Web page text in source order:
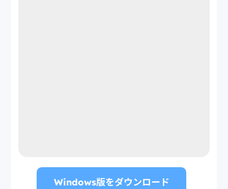
Windows版をダウンロード